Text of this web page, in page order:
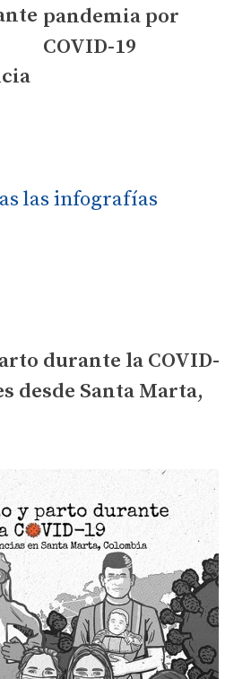
pandemia por
COVID-19
las infografías
durante la COVID-
desde Santa Marta,